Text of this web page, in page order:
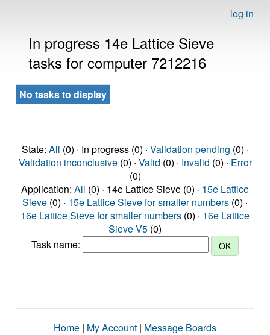
log in
In progress 14e Lattice Sieve
tasks for computer 7212216
No tasks to display
State: All (0) · In progress (0) · Validation pending (0) ·
Validation inconclusive(0) · Valid (0) · Invalid (0) · Error
(0)
Application: All (0) · 14e Lattice Sieve (0) · 15e Lattice
Sieve (0) · 15e Lattice Sieve for smaller numbers (0) ·
16e Lattice Sieve for smaller numbers (0) · 16e Lattice
Sieve V5 (0)
Task name:
Home | My Account | Message Boards